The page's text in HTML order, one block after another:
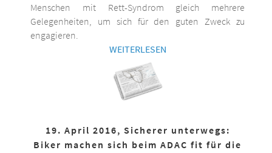
Menschen mit Rett-Syndrom gleich mehrere
Gelegenheiten, um sich für den guten Zweck zu
engagieren.
WEITERLESEN
19. April 2016, Sicherer unterwegs:
Biker machen sich beim ADAC fit für die